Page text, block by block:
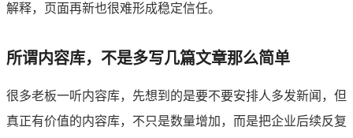
解释，页面再新也很难形成稳定信任。
所谓内容库，不是多写几篇文章那么简单
很多老板一听内容库，先想到的是要不要安排人多发新闻，但
真正有价值的内容库，不只是数量增加，而是把企业后续反复